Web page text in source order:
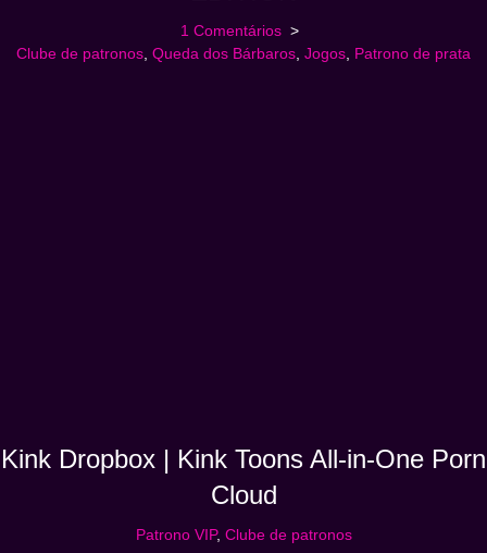
1 Comentários
Clube de patronos Queda dos Bárbaros Jogos Patrono de prata
Kink Dropbox | Kink Toons All-in-One Porn
Cloud
Patrono VIP, Clube de patronos